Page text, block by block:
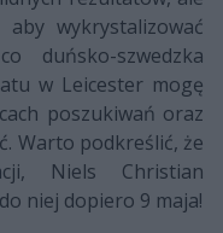
wykrystalizować
duńsko-szwedzka
w Leicester mogę
poszukiwań oraz
Warto podkreślić, że
Niels Christian
niej dopiero 9 maja!